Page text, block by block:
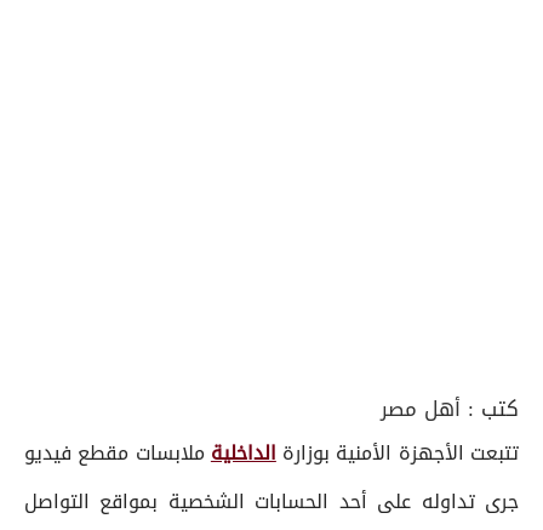
كتب : أهل مصر
تتبعت الأجهزة الأمنية بوزارةالداخليةملابسات مقطع فيديو
جرى تداوله على أحد الحسابات الشخصية بمواقع التواصل